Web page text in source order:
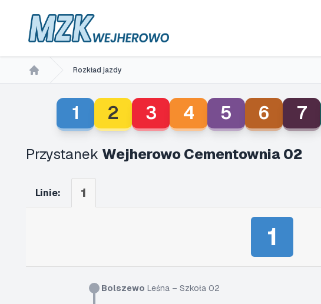
Rozkład jazdy
1 2 3 4 5 6 7
Przystanek Wejherowo Cementownia 02
Linie: 1
1
Bolszewo Leśna – Szkoła 02